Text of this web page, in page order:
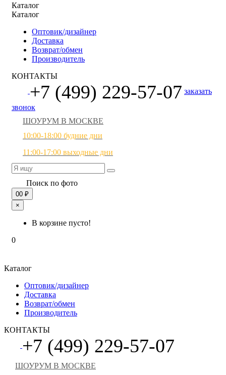
Каталог
Каталог
Оптовик/дизайнер
Доставка
Возврат/обмен
Производитель
КОНТАКТЫ
+7 (499) 229-57-07 заказать
звонок
ШОУРУМ В МОСКВЕ
10:00-18:00 будние дни
11:00-17:00 выходные дни
Поиск по фото
00 ₽
×
В корзине пусто!
0
Каталог
Оптовик/дизайнер
Доставка
Возврат/обмен
Производитель
КОНТАКТЫ
+7 (499) 229-57-07
ШОУРУМ В МОСКВЕ